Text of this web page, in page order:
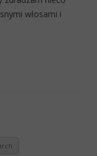
włosami i